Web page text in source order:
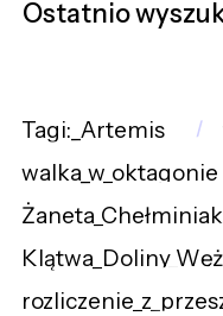
Ostatnio
Tagi:_Artemis
walka_w_oktagonie
Żaneta_Chełminiak